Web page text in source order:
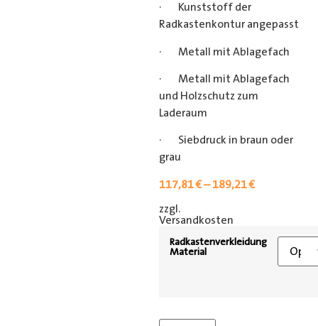
· Kunststoff der
Radkastenkontur angepasst
· Metall mit Ablagefach
· Metall mit Ablagefach
und Holzschutz zum
Laderaum
· Siebdruck in braun oder
grau
117,81€–189,21€
zzgl.
Versandkosten
Radkastenverkleidung
Material